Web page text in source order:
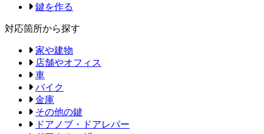
鍵を作る
対応箇所から探す
家や建物
店舗やオフィス
車
バイク
金庫
その他の鍵
ドアノブ・ドアレバー